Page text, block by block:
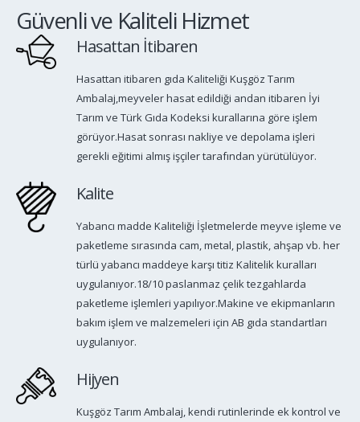
Güvenli ve Kaliteli Hizmet
Hasattan İtibaren
Hasattan itibaren gıda Kaliteliği Kuşgöz Tarım
Ambalaj,meyveler hasat edildiği andan itibaren İyi
Tarım ve Türk Gıda Kodeksi kurallarına göre işlem
görüyor.Hasat sonrası nakliye ve depolama işleri
gerekli eğitimi almış işçiler tarafından yürütülüyor.
Kalite
Yabancı madde Kaliteliği İşletmelerde meyve işleme ve
paketleme sırasında cam, metal, plastik, ahşap vb. her
türlü yabancı maddeye karşı titiz Kalitelik kuralları
uygulanıyor.18/10 paslanmaz çelik tezgahlarda
paketleme işlemleri yapılıyor.Makine ve ekipmanların
bakım işlem ve malzemeleri için AB gıda standartları
uygulanıyor.
Hijyen
Kuşgöz Tarım Ambalaj, kendi rutinlerinde ek kontrol ve